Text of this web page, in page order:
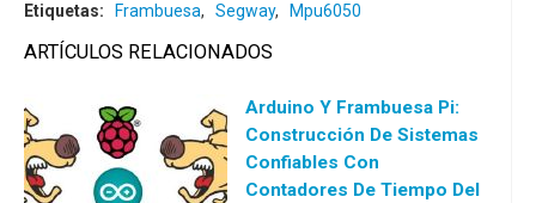
Etiquetas: Frambuesa, Segway, Mpu6050
ARTÍCULOS RELACIONADOS
Arduino Y Frambuesa Pi:
Construcción De Sistemas
Confiables Con
Contadores De Tiempo Del